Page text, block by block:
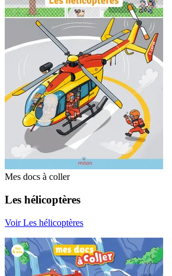
Mes docs à coller
Les hélicoptères
Voir Les hélicoptères